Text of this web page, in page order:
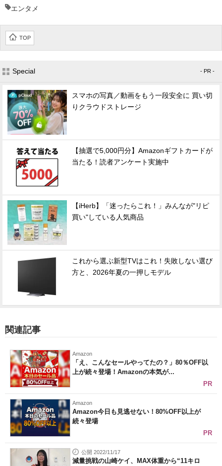
エンタメ
TOP
Special - PR -
スマホの写真／動画をもう一段安全に 買い切
りクラウドストレージ
【抽選で5,000円分】Amazonギフトカードが
当たる！読者アンケート実施中
【iHerb】「迷ったらこれ！」みんなが"リピ
買い"している人気商品
これから選ぶ新型TVはこれ！失敗しない選び
方と、2026年夏の一押しモデル
関連記事
Amazon
「え、こんなセールやってたの？」80％OFF以
上が続々登場！Amazonの本気が...
PR
Amazon
Amazon今日も見逃せない！80%OFF以上が
続々登場
PR
公開 2022/11/17
減量挑戦の山崎ケイ、MAX体重から“11キロ